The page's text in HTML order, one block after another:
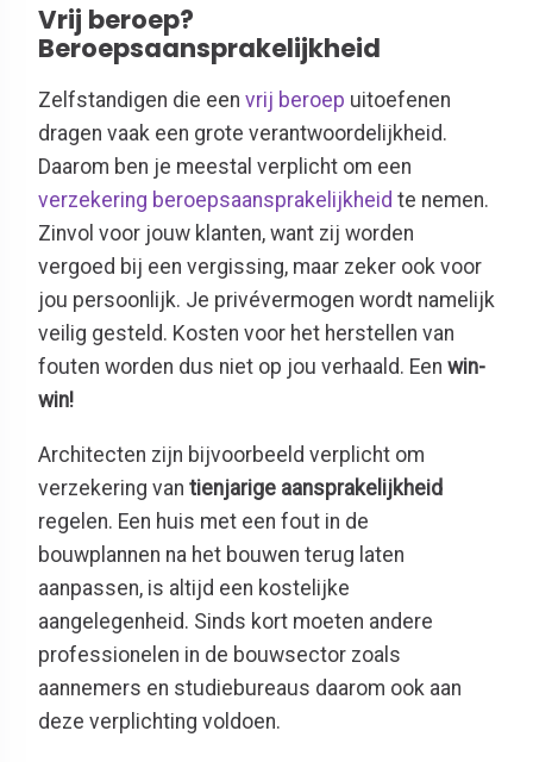
Vrij beroep?
Beroepsaansprakelijkheid
Zelfstandigen die een vrij beroep uitoefenen
dragen vaak een grote verantwoordelijkheid.
Daarom ben je meestal verplicht om een
verzekering beroepsaansprakelijkheid te nemen.
Zinvol voor jouw klanten, want zij worden
vergoed bij een vergissing, maar zeker ook voor
jou persoonlijk. Je privévermogen wordt namelijk
veilig gesteld. Kosten voor het herstellen van
fouten worden dus niet op jou verhaald. Een win-
win!
Architecten zijn bijvoorbeeld verplicht om
verzekering van tienjarige aansprakelijkheid
regelen. Een huis met een fout in de
bouwplannen na het bouwen terug laten
aanpassen, is altijd een kostelijke
aangelegenheid. Sinds kort moeten andere
professionelen in de bouwsector zoals
aannemers en studiebureaus daarom ook aan
deze verplichting voldoen.